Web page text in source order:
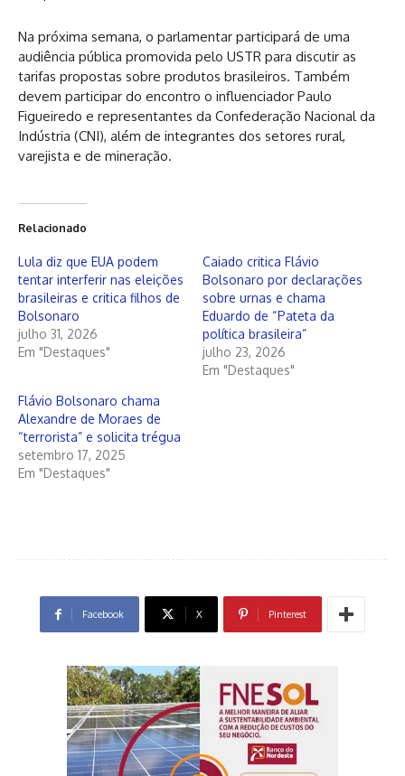
Na próxima semana, o parlamentar participará de uma
audiência pública promovida pelo USTR para discutir as
tarifas propostas sobre produtos brasileiros. Também
devem participar do encontro o influenciador Paulo
Figueiredo e representantes da Confederação Nacional da
Indústria (CNI), além de integrantes dos setores rural,
varejista e de mineração.
Relacionado
Lula diz que EUA podem
tentar interferir nas eleições
brasileiras e critica filhos de
Bolsonaro
julho 31, 2026
Em "Destaques"
Caiado critica Flávio
Bolsonaro por declarações
sobre urnas e chama
Eduardo de “Pateta da
política brasileira”
julho 23, 2026
Em "Destaques"
Flávio Bolsonaro chama
Alexandre de Moraes de
“terrorista” e solicita trégua
setembro 17, 2025
Em "Destaques"
Facebook X Pinterest